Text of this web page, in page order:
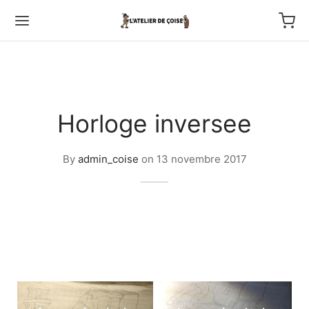
Horloge inversee
By admin_coise on 13 novembre 2017